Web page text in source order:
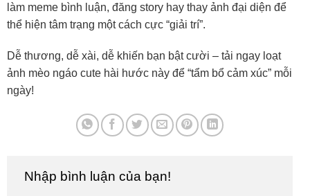
làm meme bình luận, đăng story hay thay ảnh đại diện để
thể hiện tâm trạng một cách cực “giải trí”.
Dễ thương, dễ xài, dễ khiến bạn bật cười – tải ngay loạt
ảnh mèo ngáo cute hài hước này để “tẩm bổ cảm xúc” mỗi
ngày!
Nhập bình luận của bạn!